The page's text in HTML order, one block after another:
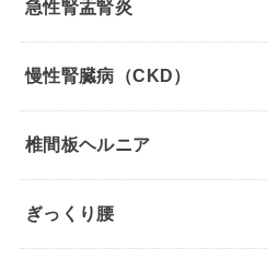
急性腎盂腎炎
慢性腎臓病（CKD）
椎間板ヘルニア
ぎっくり腰